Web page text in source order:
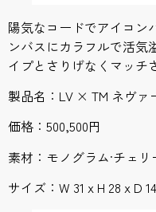
陽気なコードでアイコン
ンバスにカラフルで活気
イプとさりげなくマッチ
製品名：LV × TM ネヴァ
価格：500,500円
素材：モノグラム·チェ
サイズ：W 31 x H 28 x D